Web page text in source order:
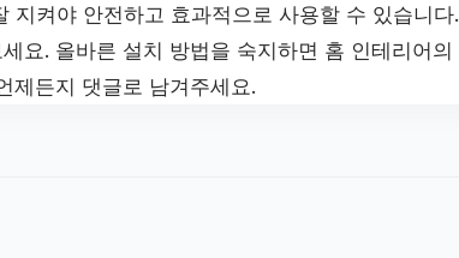
켜야 안전하고 효과적으로 사용할 수 있습니다.
요. 올바른 설치 방법을 숙지하면 홈 인테리어의
제든지 댓글로 남겨주세요.